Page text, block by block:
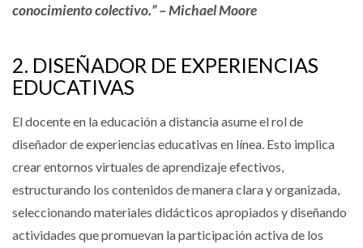
conocimiento colectivo.” – Michael Moore
2. DISEÑADOR DE EXPERIENCIAS
EDUCATIVAS
El docente en la educación a distancia asume el rol de
diseñador de experiencias educativas en línea. Esto implica
crear entornos virtuales de aprendizaje efectivos,
estructurando los contenidos de manera clara y organizada,
seleccionando materiales didácticos apropiados y diseñando
actividades que promuevan la participación activa de los